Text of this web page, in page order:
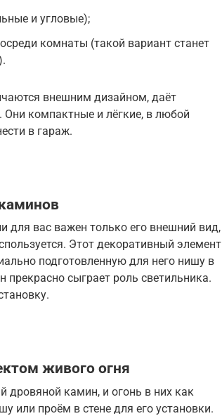
и угловые);
комнаты (такой вариант станет
внешним дизайном, даёт
Они компактные и лёгкие, в любой
в гараж.
для вас важен только его внешний вид,
Этот декоративный элемент
подготовленную для него нишу в
прекрасно сыграет роль светильника.
живого огня
дровяной камин, и огонь в них как
или проём в стене для его установки.